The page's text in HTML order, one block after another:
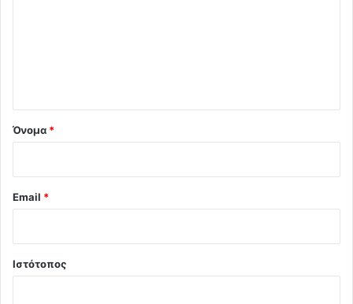
Όνομα *
Email *
Ιστότοπος